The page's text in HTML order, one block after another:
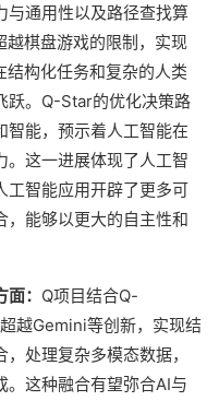
与通用性以及路径查找算
越棋盘游戏的限制，实现
构化任务和复杂的人类
跃。Q-Star的优化决策路
智能，预示着人工智能在
。这一进展体现了人工智
工智能应用开辟了更多可
，能够以更大的自主性和
： Q项目结合Q-
越Gemini等创新，实现结
处理复杂多模态数据，
。这种融合有望弥合AI与